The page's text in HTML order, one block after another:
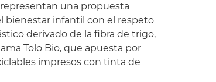
una propuesta
bienestar infantil con el respeto
derivado de la fibra de trigo,
Tolo Bio, que apuesta por
impresos con tinta de